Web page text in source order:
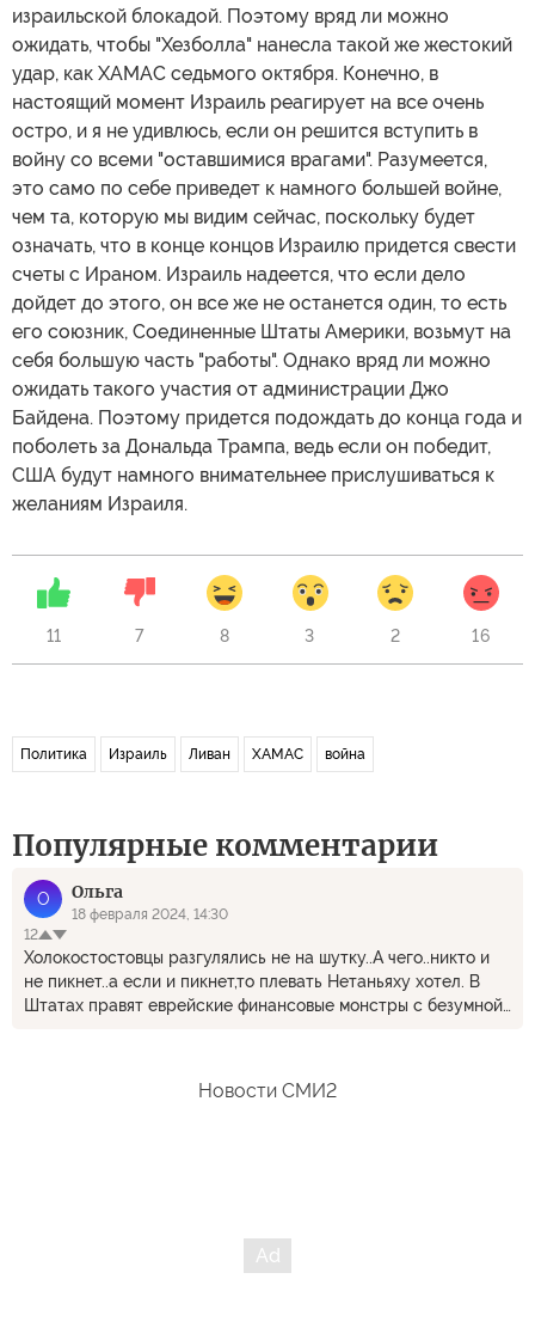
израильской блокадой. Поэтому вряд ли можно
ожидать, чтобы "Хезболла" нанесла такой же жестокий
удар, как ХАМАС седьмого октября. Конечно, в
настоящий момент Израиль реагирует на все очень
остро, и я не удивлюсь, если он решится вступить в
войну со всеми "оставшимися врагами". Разумеется,
это само по себе приведет к намного большей войне,
чем та, которую мы видим сейчас, поскольку будет
означать, что в конце концов Израилю придется свести
счеты с Ираном. Израиль надеется, что если дело
дойдет до этого, он все же не останется один, то есть
его союзник, Соединенные Штаты Америки, возьмут на
себя большую часть "работы". Однако вряд ли можно
ожидать такого участия от администрации Джо
Байдена. Поэтому придется подождать до конца года и
поболеть за Дональда Трампа, ведь если он победит,
США будут намного внимательнее прислушиваться к
желаниям Израиля.
11 7 8 3 2 16
Политика Израиль Ливан ХАМАС война
Популярные комментарии
О Ольга
18 февраля 2024, 14:30
12
Холокостостовцы разгулялись не на шутку..А чего..никто и
не пикнет..а если и пикнет,то плевать Нетаньяху хотел. В
Штатах правят еврейские финансовые монстры с безумной
Новости СМИ2